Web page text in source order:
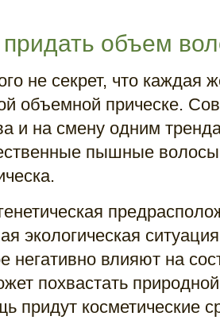
объем
не секрет, что каждая
объемной прическе.
и на смену одним
пышные волосы
экологическая
негативно влияют на
похвастать природной
придут косметические